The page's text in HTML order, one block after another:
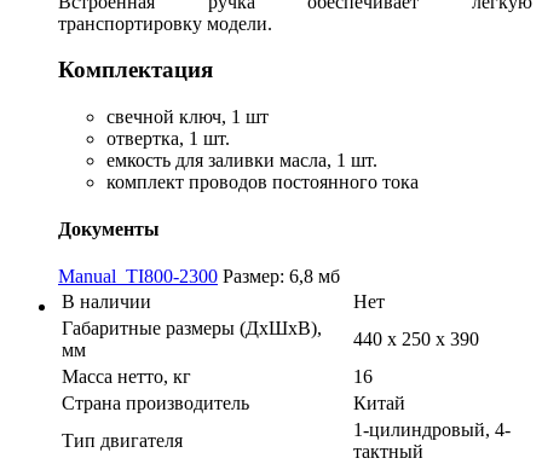
транспортировку модели.
Комплектация
свечной ключ, 1 шт
отвертка, 1 шт.
емкость для заливки масла, 1 шт.
комплект проводов постоянного тока
Документы
Manual_TI800-2300 Размер: 6,8 мб
В наличии
Нет
Габаритные размеры (ДхШхВ),
мм
440 х 250 х 390
Масса нетто, кг
16
Страна производитель
Китай
Тип двигателя
1-цилиндровый, 4-
тактный